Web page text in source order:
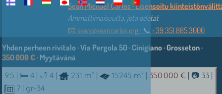
Sean Michael Carlos · Lisensoitu
Ammattimaisuutta, jota odotat
📧sean@seancarlos.org · 📞︎ +39 351 885 3000
Yhden perheen rivitalo · Via Pergola 50 · Cinigiano · Grosseton ·
350 000 €· Myytävänä
9.5 | 🛏 4 | 🛁 4 | 231 m² | 15245 m² | 350 000 € | 📷 33 |
7 | gr-34